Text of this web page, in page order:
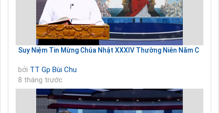
Suy Niệm Tin Mừng Chúa Nhật XXXIV Thường Niên Năm C
bởi TT Gp Bùi Chu
8 tháng trước